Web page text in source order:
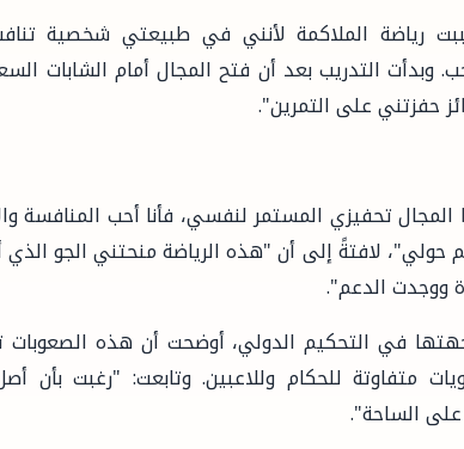
رياضة الملاكمة لأنني في طبيعتي شخصية
وبدأت التدريب بعد أن فتح المجال أمام الشابات
حفزتني على التمرين".
تحفيزي المستمر لنفسي، فأنا أحب المنافسة
لافتةً إلى أن "هذه الرياضة منحتني الجو
ووجدت الدعم".
في التحكيم الدولي، أوضحت أن هذه الصعوبات
متفاوتة للحكام وللاعبين. وتابعت: "رغبت بأن
على الساحة".